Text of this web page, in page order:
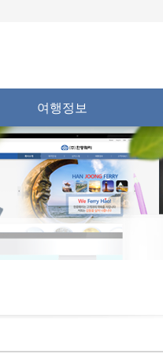
여행정보